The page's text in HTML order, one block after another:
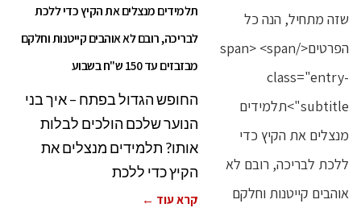
תלמידים מנצלים את הקיץ כדי ללכת
לבריכה, רובם לא אוהבים קייטנות וחלקם
מבזבזים עד 150 ש"ח בשבוע
החופש הגדול בפתח – איך בני
הנוער שלכם הולכים לבלות
אותו? תלמידים מנצלים את
הקיץ כדי ללכת
קרא עוד ←